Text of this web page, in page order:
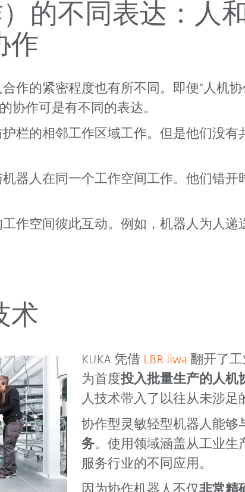
）的不同表达：人
作
作的紧密程度也有所不同。即便“人机协
协作可是有不同的表达。
栏的相邻工作区域工作。但是他们没
器人在同一个工作空间工作。他们错开
作空间彼此互动。例如，机器人为人
术
KUKA 凭借 LBR iiwa 翻开了
为首度投入批量生产的人机
人技术带入了以往从未涉足
协作型灵敏轻型机器人能够
务。使用领域涵盖从工业生
服务行业的不同应用。